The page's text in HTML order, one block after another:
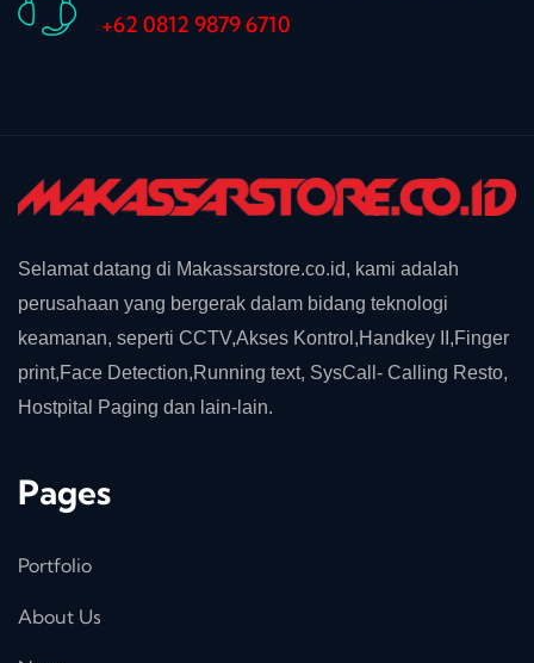
+62 0812 9879 6710
Selamat datang di Makassarstore.co.id, kami adalah
perusahaan yang bergerak dalam bidang teknologi
keamanan, seperti CCTV,Akses Kontrol,Handkey II,Finger
print,Face Detection,Running text, SysCall- Calling Resto,
Hostpital Paging dan lain-lain.
Pages
Portfolio
About Us